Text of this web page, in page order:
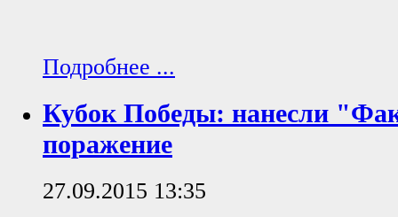
Подробнее ...
Кубок Победы: нанесли
поражение
27.09.2015 13:35